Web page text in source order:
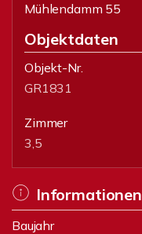
Mühlendamm 55
Objektdaten
Objekt-Nr.
GR1831
Zimmer
3,5
Informationen
Baujahr